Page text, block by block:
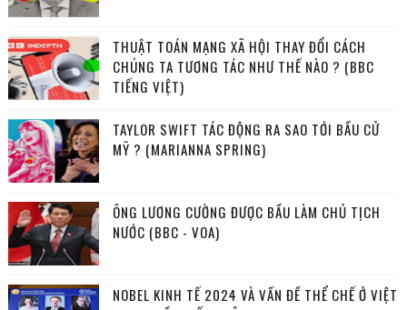
THUẬT TOÁN MẠNG XÃ HỘI THAY ĐỔI CÁCH
CHÚNG TA TƯƠNG TÁC NHƯ THẾ NÀO ? (BBC
TIẾNG VIỆT)
TAYLOR SWIFT TÁC ĐỘNG RA SAO TỚI BẦU CỬ
MỸ ? (MARIANNA SPRING)
ÔNG LƯƠNG CƯỜNG ĐƯỢC BẦU LÀM CHỦ TỊCH
NƯỚC (BBC - VOA)
NOBEL KINH TẾ 2024 VÀ VẤN ĐỀ THỂ CHẾ Ở VIỆT